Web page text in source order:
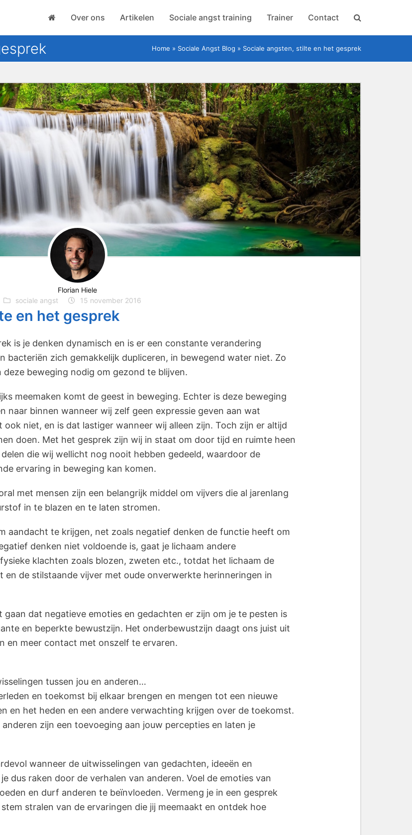
Over ons Artikelen Sociale angst training Trainer Contact
Home » Sociale Angst Blog » Sociale angsten, stilte en het gesprek
Florian Hiele
sociale angst
15 november 2016
en het gesprek
is je denken dynamisch en is er een constante verandering
bacteriën zich gemakkelijk dupliceren, in bewegend water niet. Zo
beweging nodig om gezond te blijven.
meemaken komt de geest in beweging. Echter is deze beweging
naar binnen wanneer wij zelf geen expressie geven aan wat
niet, en is dat lastiger wanneer wij alleen zijn. Toch zijn er altijd
doen. Met het gesprek zijn wij in staat om door tijd en ruimte heen
die wij wellicht nog nooit hebben gedeeld, waardoor de
ervaring in beweging kan komen.
met mensen zijn een belangrijk middel om vijvers die al jarenlang
in te blazen en te laten stromen.
aandacht te krijgen, net zoals negatief denken de functie heeft om
denken niet voldoende is, gaat je lichaam andere
klachten zoals blozen, zweten etc., totdat het lichaam de
de stilstaande vijver met oude onverwerkte herinneringen in
dat negatieve emoties en gedachten er zijn om je te pesten is
en beperkte bewustzijn. Het onderbewustzijn daagt ons juist uit
en meer contact met onszelf te ervaren.
tussen jou en anderen…
en toekomst bij elkaar brengen en mengen tot een nieuwe
en het heden en een andere verwachting krijgen over de toekomst.
zijn een toevoeging aan jouw percepties en laten je
wanneer de uitwisselingen van gedachten, ideeën en
dus raken door de verhalen van anderen. Voel de emoties van
en durf anderen te beïnvloeden. Vermeng je in een gesprek
stralen van de ervaringen die jij meemaakt en ontdek hoe